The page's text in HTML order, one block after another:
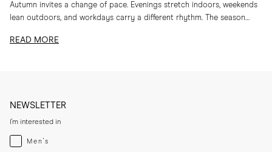
Autumn invites a change of pace. Evenings stretch indoors, weekends
lean outdoors, and workdays carry a different rhythm. The season
READ MORE
NEWSLETTER
I'm interested in
Menswear
Men's